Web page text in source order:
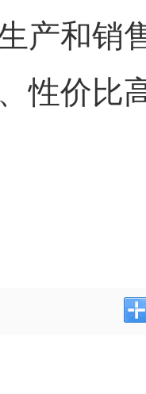
产和销
性价比